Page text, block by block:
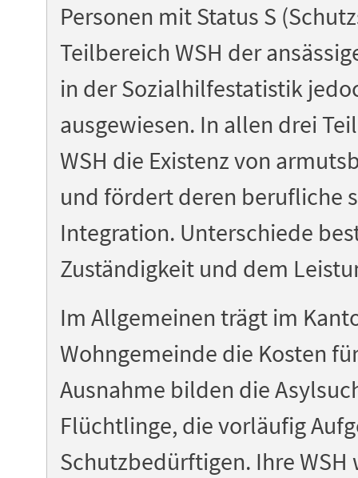
Personen mit Status S
Teilbereich WSH der
in der Sozialhilfestatistik
ausgewiesen. In allen drei
WSH die Existenz von
und fördert deren berufliche
Integration. Unterschiede
Zuständigkeit und dem
Im Allgemeinen trägt im
Wohngemeinde die Kosten
Ausnahme bilden die
Flüchtlinge, die vorläufig
Schutzbedürftigen. Ihre WSH